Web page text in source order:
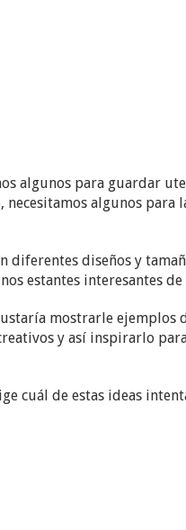
algunos para guardar
necesitamos algunos para
diferentes diseños y
estantes interesantes de
mostrarle ejemplos
y así inspirarlo
cuál de estas ideas